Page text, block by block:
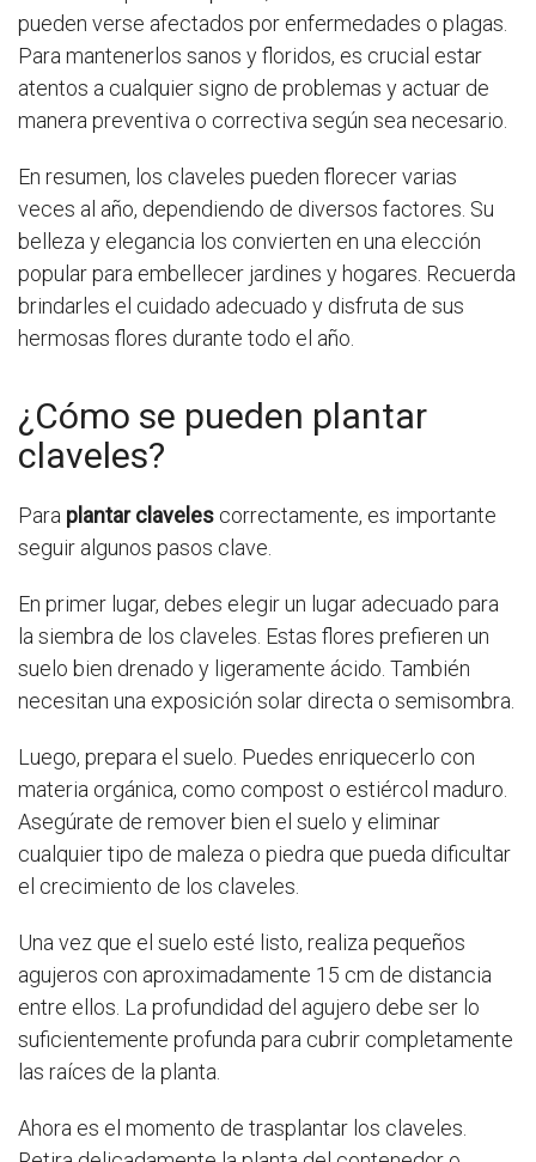
pueden verse afectados por enfermedades o plagas.
Para mantenerlos sanos y floridos, es crucial estar
atentos a cualquier signo de problemas y actuar de
manera preventiva o correctiva según sea necesario.
En resumen, los claveles pueden florecer varias
veces al año, dependiendo de diversos factores. Su
belleza y elegancia los convierten en una elección
popular para embellecer jardines y hogares. Recuerda
brindarles el cuidado adecuado y disfruta de sus
hermosas flores durante todo el año.
¿Cómo se pueden plantar
claveles?
Para plantar claveles correctamente, es importante
seguir algunos pasos clave.
En primer lugar, debes elegir un lugar adecuado para
la siembra de los claveles. Estas flores prefieren un
suelo bien drenado y ligeramente ácido. También
necesitan una exposición solar directa o semisombra.
Luego, prepara el suelo. Puedes enriquecerlo con
materia orgánica, como compost o estiércol maduro.
Asegúrate de remover bien el suelo y eliminar
cualquier tipo de maleza o piedra que pueda dificultar
el crecimiento de los claveles.
Una vez que el suelo esté listo, realiza pequeños
agujeros con aproximadamente 15 cm de distancia
entre ellos. La profundidad del agujero debe ser lo
suficientemente profunda para cubrir completamente
las raíces de la planta.
Ahora es el momento de trasplantar los claveles.